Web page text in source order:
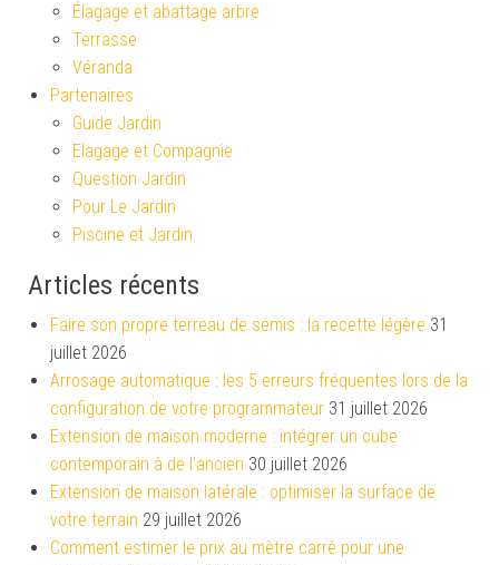
Élagage et abattage arbre
Terrasse
Véranda
Partenaires
Guide Jardin
Elagage et Compagnie
Question Jardin
Pour Le Jardin
Piscine et Jardin
Articles récents
Faire son propre terreau de semis : la recette légère 31
juillet 2026
Arrosage automatique : les 5 erreurs fréquentes lors de la
configuration de votre programmateur 31 juillet 2026
Extension de maison moderne : intégrer un cube
contemporain à de l’ancien 30 juillet 2026
Extension de maison latérale : optimiser la surface de
votre terrain 29 juillet 2026
Comment estimer le prix au mètre carré pour une